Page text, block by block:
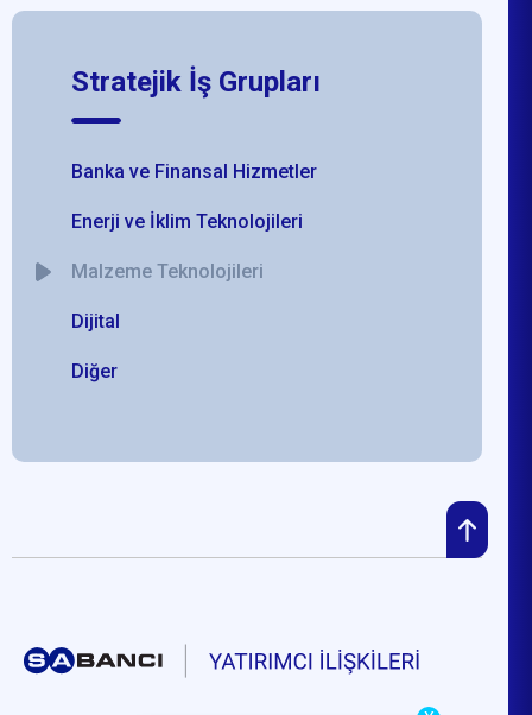
Stratejik İş Grupları
Banka ve Finansal Hizmetler
Enerji ve İklim Teknolojileri
Malzeme Teknolojileri
Dijital
Diğer